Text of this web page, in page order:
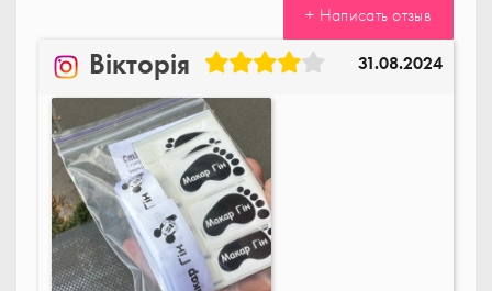
+ Написать отзыв
Вікторія 31.08.2024